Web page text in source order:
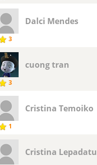
3
Dalci Mendes
3
cuong tran
1
Cristina Temoiko
Cristina Lepadatu